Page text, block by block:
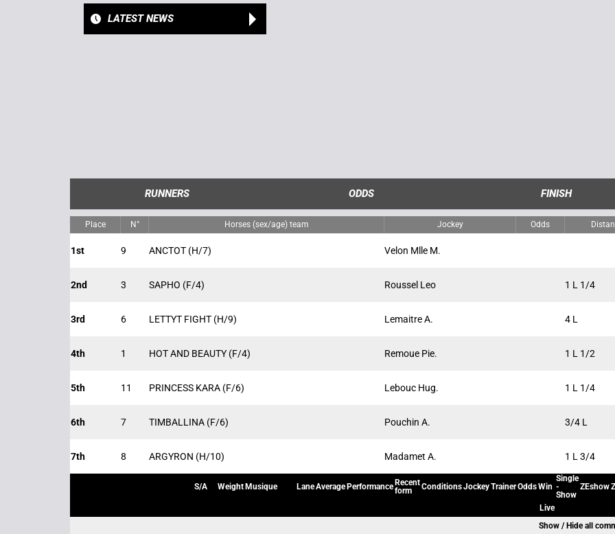
LATEST NEWS
RUNNERS ODDS FINISH
Place N° Horses (sex/age) team Jockey Odds
1st 9 ANCTOT (H/7) Velon Mlle M.
2nd 3 SAPHO (F/4) Roussel Leo 1 L 1/4
3rd 6 LETTYT FIGHT (H/9) Lemaitre A. 4 L
4th 1 HOT AND BEAUTY (F/4) Remoue Pie. 1 L 1/2
5th 11 PRINCESS KARA (F/6) Lebouc Hug. 1 L 1/4
6th 7 TIMBALLINA (F/6) Pouchin A. 3/4 L
7th 8 ARGYRON (H/10) Madamet A. 1 L 3/4
S/A Weight Musique LaneAverage Performance Recent
form
ConditionsJockeyTrainerOddsWin
Single
-
Show
ZEshow
Live
Show / Hide all